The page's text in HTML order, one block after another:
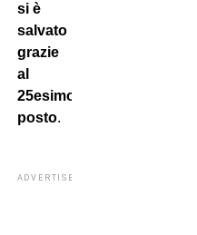
si è
salvato
grazie
al
25esimo
posto.
ADVERTISEMENT